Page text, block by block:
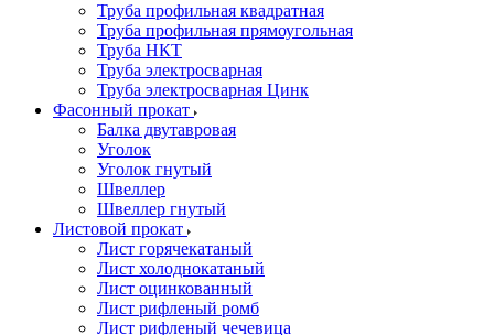
Труба профильная квадратная
Труба профильная прямоугольная
Труба НКТ
Труба электросварная
Труба электросварная Цинк
Фасонный прокат
Балка двутавровая
Уголок
Уголок гнутый
Швеллер
Швеллер гнутый
Листовой прокат
Лист горячекатаный
Лист холоднокатаный
Лист оцинкованный
Лист рифленый ромб
Лист рифленый чечевица